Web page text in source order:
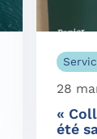
28
«
été